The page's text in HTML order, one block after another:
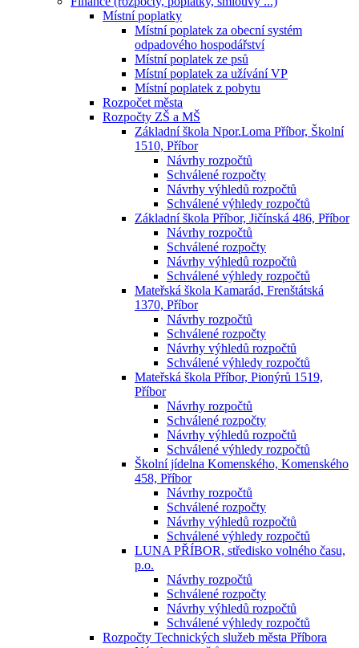
Místní poplatky
Místní poplatek za obecní systém
odpadového hospodářství
Místní poplatek ze psů
Místní poplatek za užívání VP
Místní poplatek z pobytu
Rozpočet města
Rozpočty ZŠ a MŠ
Základní škola Npor.Loma Příbor, Školní
1510, Příbor
Návrhy rozpočtů
Schválené rozpočty
Návrhy výhledů rozpočtů
Schválené výhledy rozpočtů
Základní škola Příbor, Jičínská 486, Příbor
Návrhy rozpočtů
Schválené rozpočty
Návrhy výhledů rozpočtů
Schválené výhledy rozpočtů
Mateřská škola Kamarád, Frenštátská
1370, Příbor
Návrhy rozpočtů
Schválené rozpočty
Návrhy výhledů rozpočtů
Schválené výhledy rozpočtů
Mateřská škola Příbor, Pionýrů 1519,
Příbor
Návrhy rozpočtů
Schválené rozpočty
Návrhy výhledů rozpočtů
Schválené výhledy rozpočtů
Školní jídelna Komenského, Komenského
458, Příbor
Návrhy rozpočtů
Schválené rozpočty
Návrhy výhledů rozpočtů
Schválené výhledy rozpočtů
LUNA PŘÍBOR, středisko volného času,
p.o.
Návrhy rozpočtů
Schválené rozpočty
Návrhy výhledů rozpočtů
Schválené výhledy rozpočtů
Rozpočty Technických služeb města Příbora